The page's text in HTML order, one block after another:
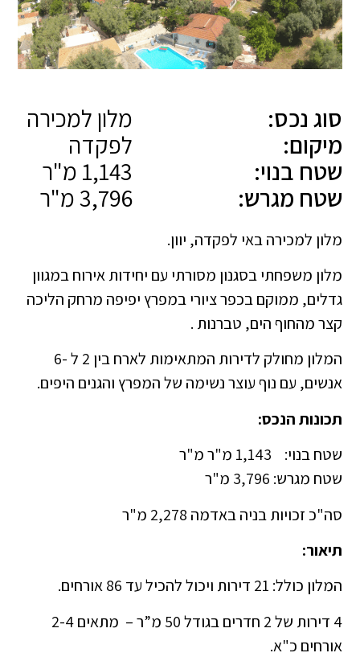
סוג נכס:
מלון למכירה
מיקום:
לפקדה
שטח בנוי:
שטח מגרש:
3,796 מ"ר
מלון למכירה באי לפקדה, יוון.
מלון משפחתי בסגנון מסורתי עם יחידות אירוח במגוון
גדלים, ממוקם בכפר ציורי במפרץ יפיפה מרחק הליכה
קצר מהחוף הים, טברנות .
המלון מחולק לדירות המתאימות לארח בין 2 ל -6
אנשים, עם נוף עוצר נשימה של המפרץ והגנים היפים.
תכונות הנכס:
שטח בנוי: 1,143 מ"ר מ"ר
שטח מגרש: 3,796 מ"ר
סה"כ זכויות בניה באדמה 2,278 מ"ר
תיאור:
המלון כולל: 21 דירות ויכול להכיל עד 86 אורחים.
4 דירות של 2 חדרים בגודל 50 מ”ר – מתאים 2-4
אורחים כ"א.